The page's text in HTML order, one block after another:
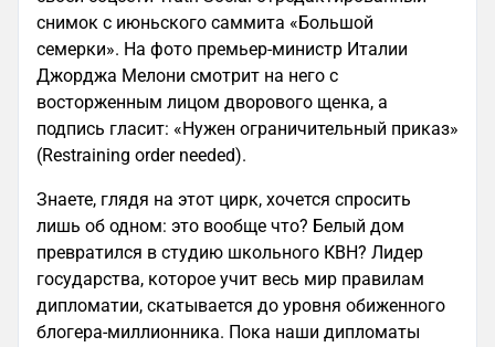
снимок с июньского саммита «Большой
семерки». На фото премьер-министр Италии
Джорджа Мелони смотрит на него с
восторженным лицом дворового щенка, а
подпись гласит: «Нужен ограничительный приказ»
(Restraining order needed).
Знаете, глядя на этот цирк, хочется спросить
лишь об одном: это вообще что? Белый дом
превратился в студию школьного КВН? Лидер
государства, которое учит весь мир правилам
дипломатии, скатывается до уровня обиженного
блогера-миллионника. Пока наши дипломаты